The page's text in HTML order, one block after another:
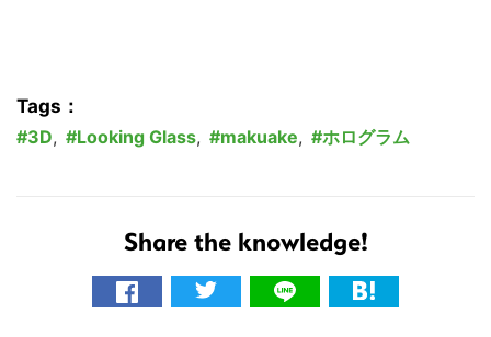
Tags：
3D, Looking Glass, makuake, ホログラム
Share the knowledge!